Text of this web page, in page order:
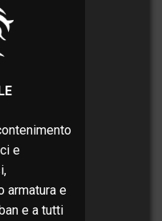
e
armatura e
e a tutti